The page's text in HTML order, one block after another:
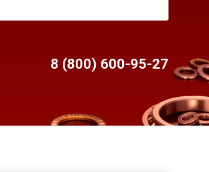
8 (800) 600-95-27